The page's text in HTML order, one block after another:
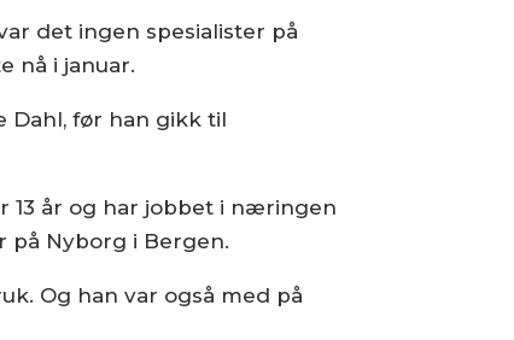
det ingen spesialister på
nå i januar.
Dahl, før han gikk til
13 år og har jobbet i næringen
på Nyborg i Bergen.
Og han var også med på